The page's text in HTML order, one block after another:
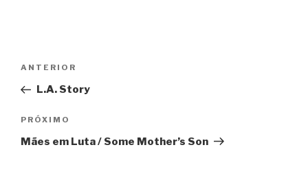
Post
Anterior
ANTERIOR
L.A. Story
Próximo
PRÓXIMO
Mães em Luta / Some Mother’s Son